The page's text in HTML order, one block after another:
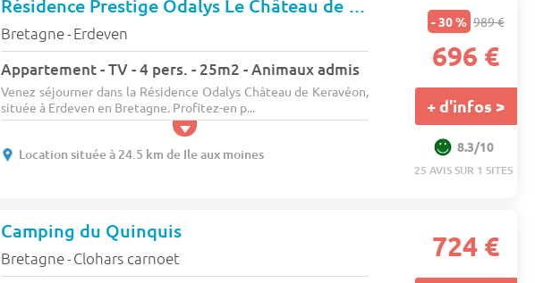
Résidence Prestige Odalys Le Château de Keravéon
Bretagne- Erdeven
Appartement - TV - 4 pers. - 25m2 - Animaux admis
Venez séjourner dans la Résidence Odalys Château de Keravéon,
située à Erdeven en Bretagne. Profitez-en p...
Location située à 24.5 km de Ile aux moines
- 30 % 989 €
696 €
+ d'infos >
8.3/10
25 AVIS SUR 1 SITES
Camping du Quinquis
Bretagne- Clohars carnoet 724 €